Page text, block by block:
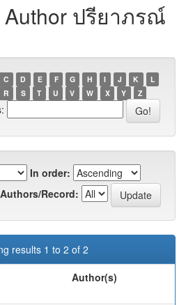
Author ปรียาภรณ์
C D E F G H I J K
L
R S T U V W X Y Z
In order:
Authors/Record:
results 1 to 2 of 2
Author(s)